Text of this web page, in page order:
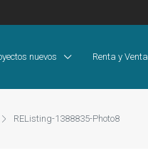
nuevos Renta y Venta
REListing-1388835-Photo8